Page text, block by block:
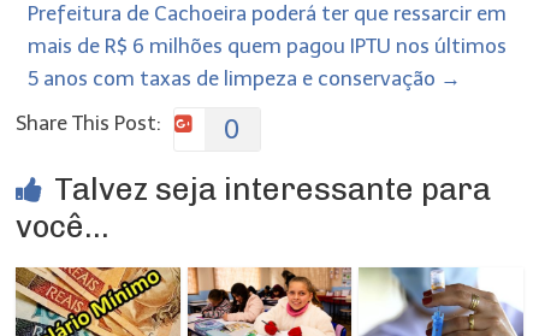
Prefeitura de Cachoeira poderá ter que ressarcir em
mais de R$ 6 milhões quem pagou IPTU nos últimos
5 anos com taxas de limpeza e conservação →
Share This Post:
0
Talvez seja interessante para
você...